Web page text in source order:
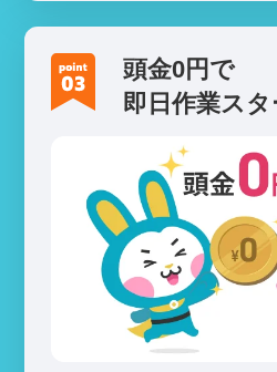
頭金0円で
即日作業スタ